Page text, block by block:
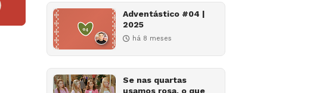
Adventástico #04 |
2025
há 8 meses
Se nas quartas
usamos rosa, o que